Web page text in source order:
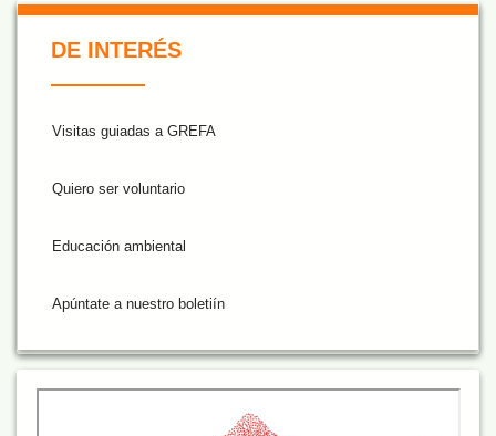
De Interés NARANJA
DE INTERÉS
Visitas guiadas a GREFA
Quiero ser voluntario
Educación ambiental
Apúntate a nuestro boletiín